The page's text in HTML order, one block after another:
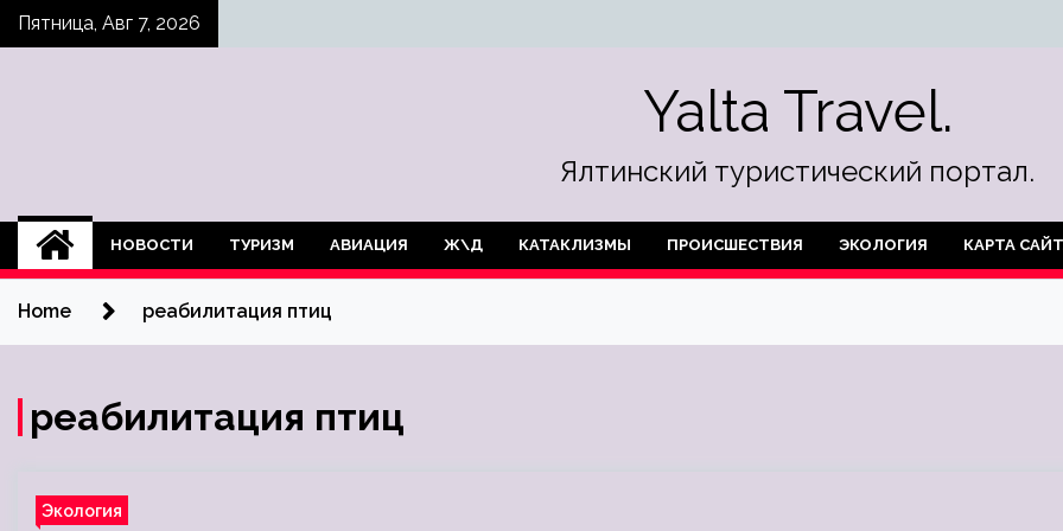
SkipПятница, Авг 7, 2026
Yalta Travel.
Ялтинский туристический портал.
НОВОСТИ ТУРИЗМ АВИАЦИЯ Ж\Д КАТАКЛИЗМЫ ПРОИСШЕСТВИЯ ЭКОЛОГИЯ КАРТА
Home реабилитация птиц
реабилитация птиц
Экология